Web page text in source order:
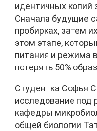
идентичных копий
Сначала будущие
пробирках, затем
этом этапе,
питания и режима
потерять 50%
Студентка Софья
исследование под
кафедры
общей биологии